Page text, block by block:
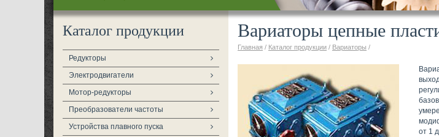
Каталог продукции
Редукторы
Электродвигатели
Мотор-редукторы
Преобразователи частоты
Устройства плавного пуска
Вариаторы цепные
Главная / Каталог продукции / Вариаторы /
от 1